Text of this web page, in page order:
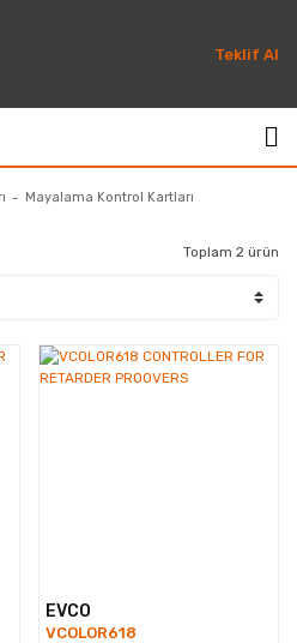
Teklif Al
Mayalama Kontrol Kartları
Toplam 2 ürün
EVCO
VCOLOR618